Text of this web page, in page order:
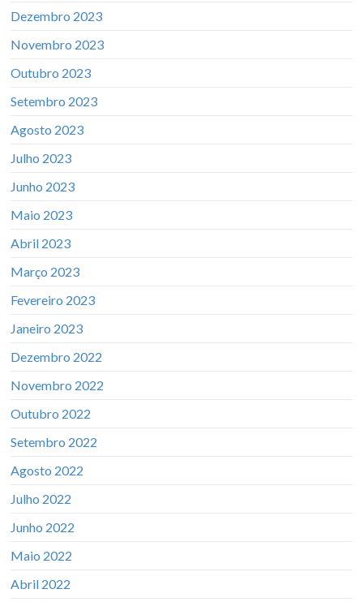
Dezembro 2023
Novembro 2023
Outubro 2023
Setembro 2023
Agosto 2023
Julho 2023
Junho 2023
Maio 2023
Abril 2023
Março 2023
Fevereiro 2023
Janeiro 2023
Dezembro 2022
Novembro 2022
Outubro 2022
Setembro 2022
Agosto 2022
Julho 2022
Junho 2022
Maio 2022
Abril 2022